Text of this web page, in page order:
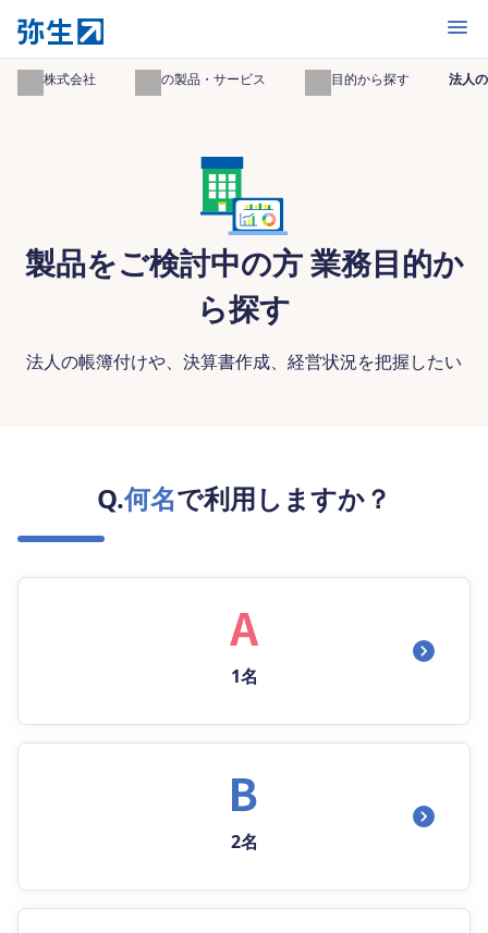
開く
弥生株式会社 弥生の製品・サービス 業務目的から探す 法人
製品をご検討中の方 業務目的か
ら探す
法人の帳簿付けや、決算書作成、経営状況を把握したい
Q.何名で利用しますか？
1名
2名